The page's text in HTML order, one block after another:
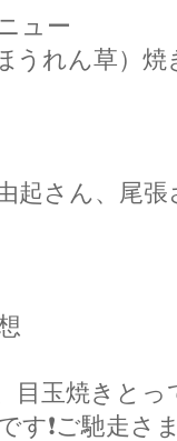
ュー
うれん草）
起さん、尾
目玉焼きと
❗ご馳走さ